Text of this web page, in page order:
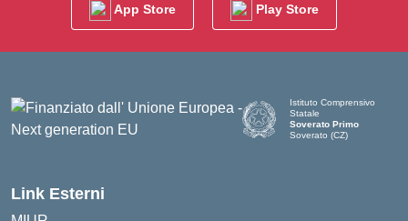
App Store Play Store
Istituto Comprensivo
Statale
Soverato Primo
Soverato (CZ)
Link Esterni